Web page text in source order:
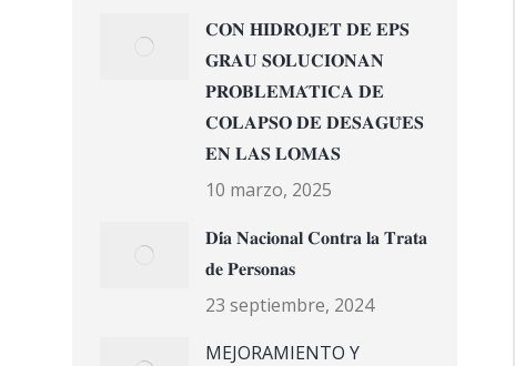
𝐂𝐎𝐍 𝐇𝐈𝐃𝐑𝐎𝐉𝐄𝐓 𝐃𝐄 𝐄𝐏𝐒
𝐆𝐑𝐀𝐔 𝐒𝐎𝐋𝐔𝐂𝐈𝐎𝐍𝐀𝐍
𝐏𝐑𝐎𝐁𝐋𝐄𝐌𝐀́𝐓𝐈𝐂𝐀 𝐃𝐄
𝐂𝐎𝐋𝐀𝐏𝐒𝐎 𝐃𝐄 𝐃𝐄𝐒𝐀𝐆𝐔̈𝐄𝐒
𝐄𝐍 𝐋𝐀𝐒 𝐋𝐎𝐌𝐀𝐒
10 marzo, 2025
𝐃𝐢́𝐚 𝐍𝐚𝐜𝐢𝐨𝐧𝐚𝐥 𝐂𝐨𝐧𝐭𝐫𝐚 𝐥𝐚 𝐓𝐫𝐚𝐭𝐚
𝐝𝐞 𝐏𝐞𝐫𝐬𝐨𝐧𝐚𝐬
23 septiembre, 2024
MEJORAMIENTO Y